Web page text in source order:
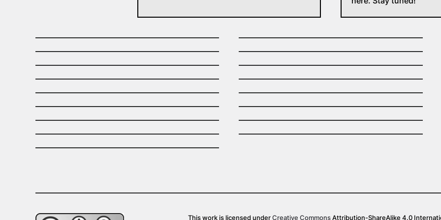
This work is licensed underCreative CommonsAttribution-ShareAlike 4.0